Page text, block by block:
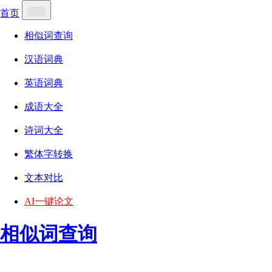
首页
相似词查询
汉语词典
英语词典
成语大全
诗词大全
繁体字转换
文本对比
AI一键论文
相似词查询